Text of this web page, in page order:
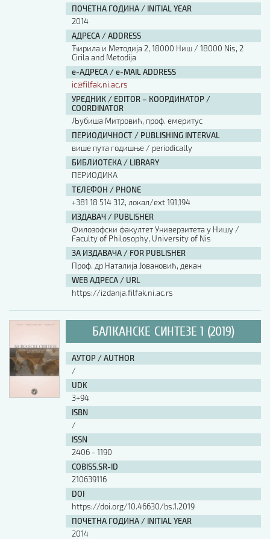
ПОЧЕТНА ГОДИНА / INITIAL YEAR
2014
АДРЕСА / ADDRESS
Ћирила и Методија 2, 18000 Ниш / 18000 Nis, 2
Cirila and Metodija
е-АДРЕСА / e-MAIL ADDRESS
ic@filfak.ni.ac.rs
УРЕДНИК / EDITOR – КООРДИНАТОР /
COORDINATOR
Љубиша Митровић, проф. емеритус
ПЕРИОДИЧНОСТ / PUBLISHING INTERVAL
више пута годишње / periodically
БИБЛИОТЕКА / LIBRARY
ПЕРИОДИКА
ТЕЛЕФОН / PHONE
+381 18 514 312, локал/ext 191,194
ИЗДАВАЧ / PUBLISHER
Филозофски факултет Универзитета у Нишу /
Faculty of Philosophy, University of Nis
ЗА ИЗДАВАЧА / FOR PUBLISHER
Проф. др Наталија Јовановић, декан
WEB АДРЕСА / URL
https://izdanja.filfak.ni.ac.rs
БАЛКАНСКЕ СИНТЕЗЕ 1 (2019)
АУТОР / AUTHOR
/
UDK
3+94
ISBN
/
ISSN
2406 - 1190
COBISS.SR-ID
210639116
DOI
https://doi.org/10.46630/bs.1.2019
ПОЧЕТНА ГОДИНА / INITIAL YEAR
2014